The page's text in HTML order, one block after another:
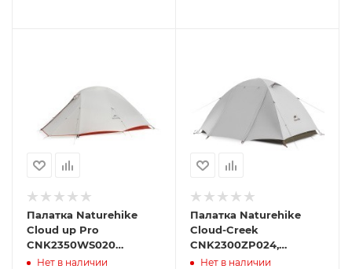
Палатка Naturehike
Cloud up Pro
CNK2350WS020
одноместная светло-
Нет в наличии
Палатка Naturehike
Cloud-Creek
CNK2300ZP024,
двухместная белый
Нет в наличии